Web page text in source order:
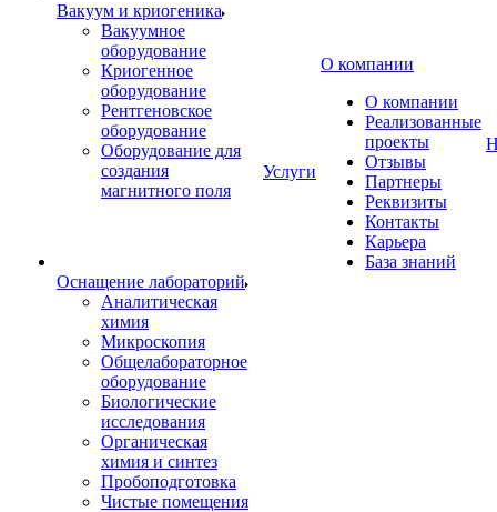
Вакуум и криогеника
Вакуумное
оборудование
Криогенное
оборудование
Рентгеновское
оборудование
Оборудование для
создания
магнитного поля
Оснащение лабораторий
Аналитическая
химия
Микроскопия
Общелабораторное
оборудование
Биологические
исследования
Органическая
химия и синтез
Пробоподготовка
Чистые помещения
Услуги
О компании
О компании
Реализованные
проекты
Отзывы
Партнеры
Реквизиты
Контакты
Карьера
База знаний